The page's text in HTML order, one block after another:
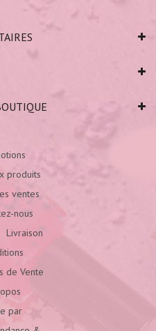
produits
ventes
nous
Livraison
de Vente
par